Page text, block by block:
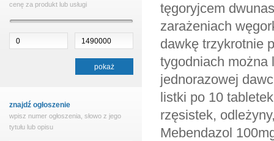
cenę za produkt lub usługi
znajdź ogłoszenie
wpisz numer ogłoszenia, słowo z jego
tytułu lub opisu
tęgoryjcem
zarażeniach
dawkę trzykrotnie
tygodniach można
jednorazowej
listki po 10
rzęsistek,
Mebendazol